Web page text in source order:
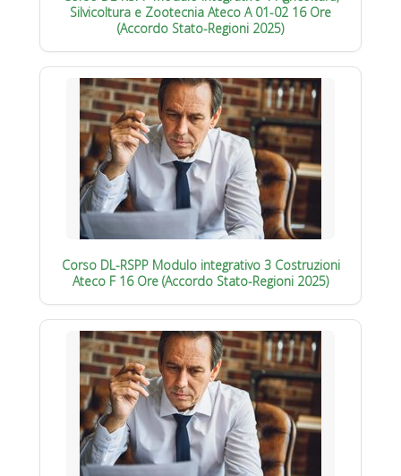
Silvicoltura e Zootecnia Ateco A 01-02 16 Ore
(Accordo Stato-Regioni 2025)
Corso DL-RSPP Modulo integrativo 3 Costruzioni
Ateco F 16 Ore (Accordo Stato-Regioni 2025)